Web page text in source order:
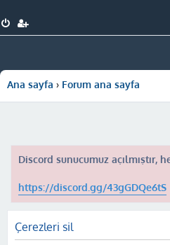
Ana sayfa Forum ana sayfa
Discord sunucumuz açılmıştır,
https://discord.gg/43gGDQe6tS
Çerezleri sil